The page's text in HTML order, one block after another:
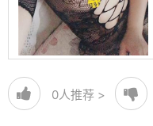
0人推荐 >